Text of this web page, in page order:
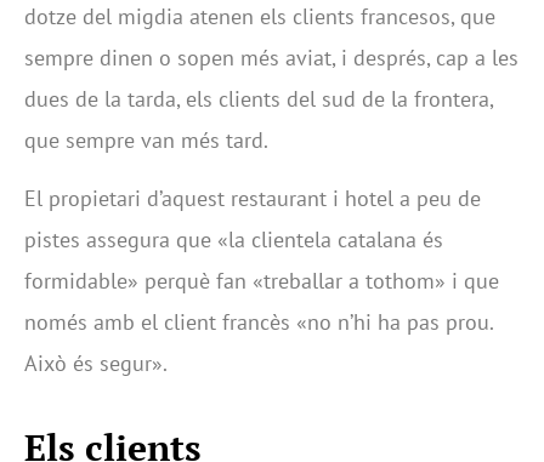
dotze del migdia atenen els clients francesos, que
sempre dinen o sopen més aviat, i després, cap a les
dues de la tarda, els clients del sud de la frontera,
que sempre van més tard.
El propietari d’aquest restaurant i hotel a peu de
pistes assegura que «la clientela catalana és
formidable» perquè fan «treballar a tothom» i que
només amb el client francès «no n’hi ha pas prou.
Això és segur».
Els clients